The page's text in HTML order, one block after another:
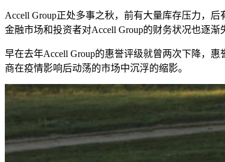
Accell Group正处多事之秋，前有大量库存压力，后
金融市场和投资者对Accell Group的财务状况也逐渐
早在去年Accell Group的惠誉评级就曾两次下降，惠
商在疫情影响后动荡的市场中沉浮的缩影。